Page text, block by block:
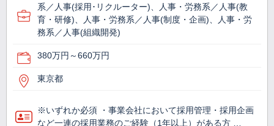
系／人事(採用･リクルーター)、人事・労務系／人事(教
育・研修)、人事・労務系／人事(制度・企画)、人事・労
務系／人事(組織開発)
380万円～660万円
東京都
※いずれか必須 ・事業会社において採⽤管理・採⽤企画
など⼀連の採⽤業務のご経験（1年以上）がある⽅ …